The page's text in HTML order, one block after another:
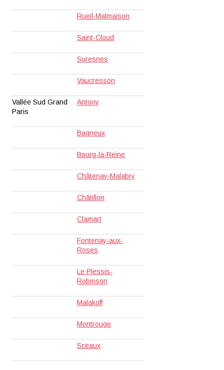
Rueil-Malmaison
Saint-Cloud
Suresnes
Vaucresson
Vallée Sud Grand
Paris
Antony
Bagneux
Bourg-la-Reine
Châtenay-Malabry
Châtillon
Clamart
Fontenay-aux-
Roses
Le Plessis-
Robinson
Malakoff
Montrouge
Sceaux